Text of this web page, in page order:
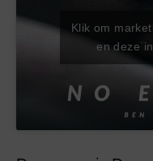
Klik om
en deze